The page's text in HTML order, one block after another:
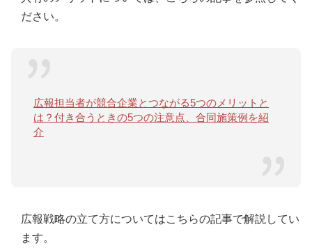
ださい。
広報担当者が競合企業とつながる5つのメリットと
は？付き合うときの5つの注意点、合同施策例を紹
介
広報戦略の立て方についてはこちらの記事で解説してい
ます。